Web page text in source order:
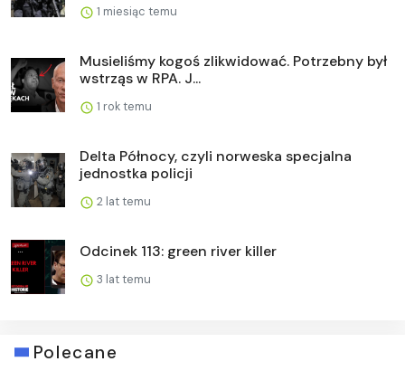
1 miesiąc temu
Musieliśmy kogoś zlikwidować. Potrzebny był
wstrząs w RPA. J...
1 rok temu
Delta Północy, czyli norweska specjalna
jednostka policji
2 lat temu
Odcinek 113: green river killer
3 lat temu
Polecane